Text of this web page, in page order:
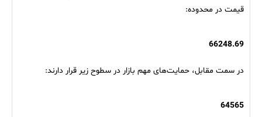
قیمت در محدوده:
66248.69
در سمت مقابل، حمایت‌های مهم بازار در سطوح زیر قرار دارند:
64565